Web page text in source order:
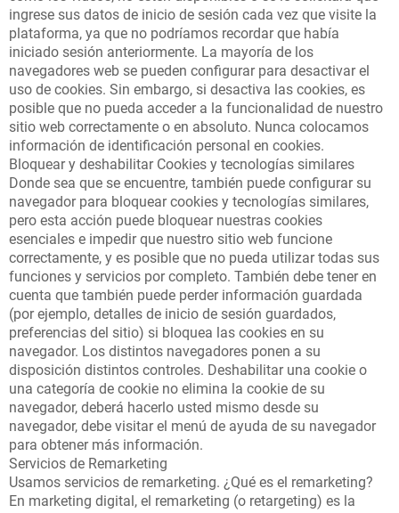
ingrese sus datos de inicio de sesión cada vez que visite la
plataforma, ya que no podríamos recordar que había
iniciado sesión anteriormente. La mayoría de los
navegadores web se pueden configurar para desactivar el
uso de cookies. Sin embargo, si desactiva las cookies, es
posible que no pueda acceder a la funcionalidad de nuestro
sitio web correctamente o en absoluto. Nunca colocamos
información de identificación personal en cookies.
Bloquear y deshabilitar Cookies y tecnologías similares
Donde sea que se encuentre, también puede configurar su
navegador para bloquear cookies y tecnologías similares,
pero esta acción puede bloquear nuestras cookies
esenciales e impedir que nuestro sitio web funcione
correctamente, y es posible que no pueda utilizar todas sus
funciones y servicios por completo. También debe tener en
cuenta que también puede perder información guardada
(por ejemplo, detalles de inicio de sesión guardados,
preferencias del sitio) si bloquea las cookies en su
navegador. Los distintos navegadores ponen a su
disposición distintos controles. Deshabilitar una cookie o
una categoría de cookie no elimina la cookie de su
navegador, deberá hacerlo usted mismo desde su
navegador, debe visitar el menú de ayuda de su navegador
para obtener más información.
Servicios de Remarketing
Usamos servicios de remarketing. ¿Qué es el remarketing?
En marketing digital, el remarketing (o retargeting) es la